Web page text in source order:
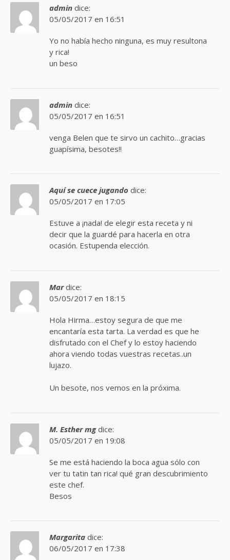
admin dice:
05/05/2017 en 16:51
Yo no había hecho ninguna, es muy resultona
y rica!
un beso
admin dice:
05/05/2017 en 16:51
venga Belen que te sirvo un cachito…gracias
guapísima, besotes!!
Aquí se cuece jugando dice:
05/05/2017 en 17:05
Estuve a ¡nada! de elegir esta receta y ni
decir que la guardé para hacerla en otra
ocasión. Estupenda elección.
Mar dice:
05/05/2017 en 18:15
Hola Hirma…estoy segura de que me
encantaría esta tarta. La verdad es que he
disfrutado con el Chef y lo estoy haciendo
ahora viendo todas vuestras recetas..un
lujazo.
Un besote, nos vemos en la próxima.
M. Esther mg dice:
05/05/2017 en 19:08
Se me está haciendo la boca agua sólo con
ver tu tatin tan rica! qué gran descubrimiento
este chef.
Besos
Margarita dice:
06/05/2017 en 17:38